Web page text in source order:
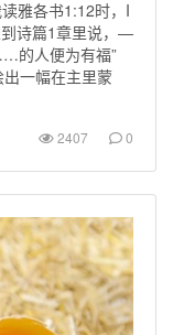
雅各书1:12时，I
诗篇1章里说，—
的人便为有福”
一幅在主里蒙
2407 0